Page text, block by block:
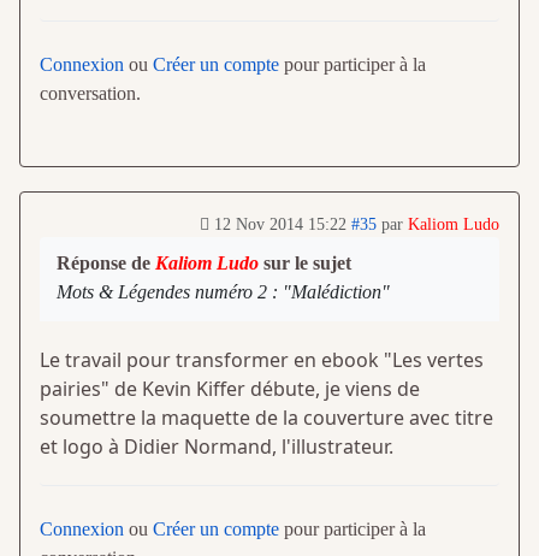
Connexion ou Créer un compte pour participer à la
conversation.
12 Nov 2014 15:22 #35 par Kaliom Ludo
Réponse de Kaliom Ludo sur le sujet
Mots & Légendes numéro 2 : "Malédiction"
Le travail pour transformer en ebook "Les vertes
pairies" de Kevin Kiffer débute, je viens de
soumettre la maquette de la couverture avec titre
et logo à Didier Normand, l'illustrateur.
Connexion ou Créer un compte pour participer à la